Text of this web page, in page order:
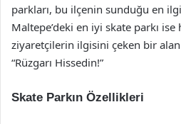
parkları, bu ilçenin sunduğu en
Maltepe’deki en iyi skate parkı
ziyaretçilerin ilgisini çeken bir alan
“Rüzgarı Hissedin!”
Skate Parkın Özellikleri